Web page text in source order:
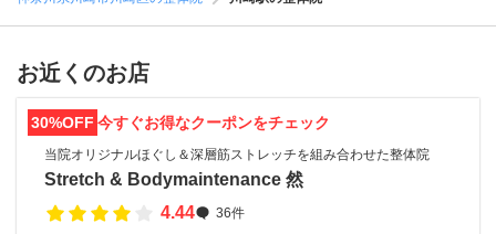
お近くのお店
30%OFF 今すぐお得なクーポンをチェック
当院オリジナルほぐし＆深層筋ストレッチを組み合わせた整体院
Stretch & Bodymaintenance 然
4.44
36件